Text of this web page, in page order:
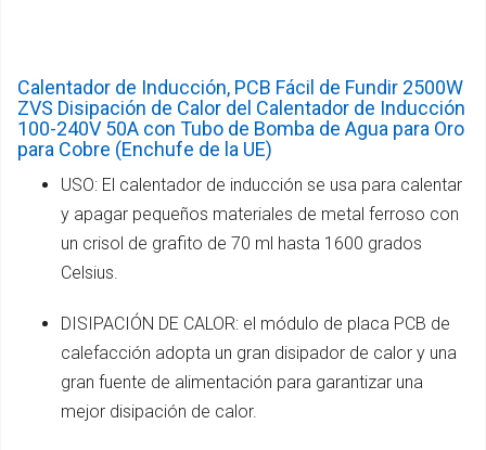
Calentador de Inducción, PCB Fácil de Fundir 2500W
ZVS Disipación de Calor del Calentador de Inducción
100-240V 50A con Tubo de Bomba de Agua para Oro
para Cobre (Enchufe de la UE)
USO: El calentador de inducción se usa para calentar
y apagar pequeños materiales de metal ferroso con
un crisol de grafito de 70 ml hasta 1600 grados
Celsius.
DISIPACIÓN DE CALOR: el módulo de placa PCB de
calefacción adopta un gran disipador de calor y una
gran fuente de alimentación para garantizar una
mejor disipación de calor.